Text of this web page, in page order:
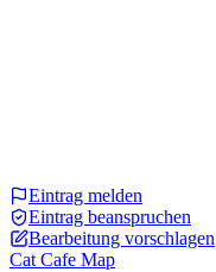
Eintrag melden
Eintrag beanspruchen
Bearbeitung vorschlagen
Cat Cafe Map